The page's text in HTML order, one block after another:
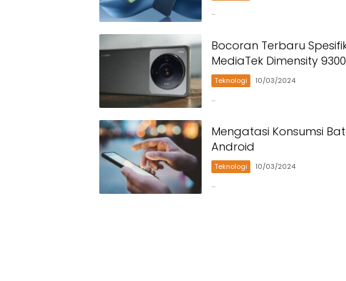
…
Bocoran Terbaru
MediaTek Dimensity
Teknologi 10/03/2024
…
Mengatasi Konsumsi
Android
Teknologi 10/03/2024
…